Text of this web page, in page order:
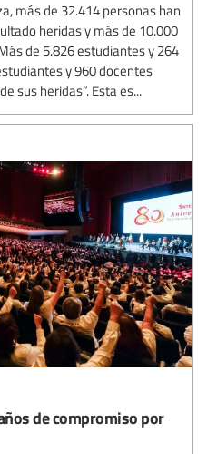
más de 32.414 personas han
heridas y más de 10.000
de 5.826 estudiantes y 264
y 960 docentes
sus heridas”. Esta es...
de compromiso por